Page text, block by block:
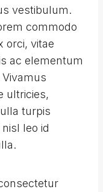
vestibulum.
commodo
orci, vitae
ac elementum
ultricies,
turpis
leo id